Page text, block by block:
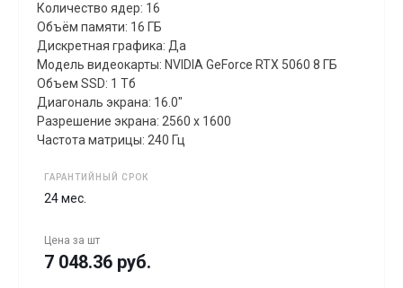
Количество ядер: 16
Объём памяти: 16 ГБ
Дискретная графика: Да
Модель видеокарты: NVIDIA GeForce RTX 5060 8 ГБ
Объем SSD: 1 Тб
Диагональ экрана: 16.0"
Разрешение экрана: 2560 x 1600
Частота матрицы: 240 Гц
ГАРАНТИЙНЫЙ СРОК
24 мес.
Цена за шт
7 048.36 руб.